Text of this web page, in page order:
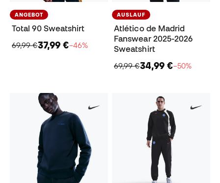
ANGEBOT
Total 90 Sweatshirt
69,99 €37,99 €−46%
AUSLAUF
Atlético de Madrid
Fanswear 2025-2026
Sweatshirt
69,99 €34,99 €−50%